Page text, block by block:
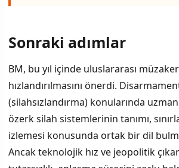
Sonraki adımlar
BM, bu yıl içinde uluslararası
hızlandırılmasını önerdi.
(silahsızlandırma) konularında
özerk silah sistemlerinin tanımı,
izlemesi konusunda ortak bir dil
Ancak teknolojik hız ve jeopolitik